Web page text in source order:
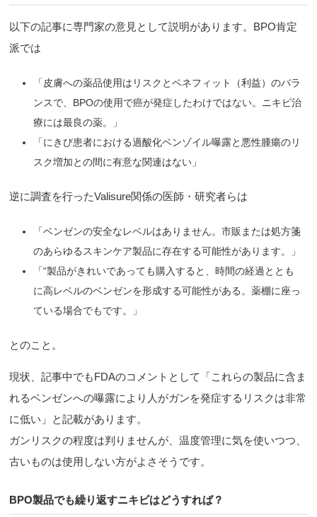
以下の記事に専門家の意見として説明があります。BPO肯定
派では
「皮膚への薬品使用はリスクとベネフィット（利益）のバラ
ンスで、BPOの使用で癌が発症したわけではない。ニキビ治
療には最良の薬。」
「にきび患者における過酸化ベンゾイル曝露と悪性腫瘍のリ
スク増加との間に有意な関連はない」
逆に調査を行ったValisure関係の医師・研究者らは
「ベンゼンの安全なレベルはありません。市販または処方箋
のあらゆるスキンケア製品に存在する可能性があります。」
「“製品がきれいであっても購入すると、時間の経過ととも
に高レベルのベンゼンを形成する可能性がある。薬棚に座っ
ている場合でもです。」
とのこと。
現状、記事中でもFDAのコメントとして「これらの製品に含ま
れるベンゼンへの曝露により人がガンを発症するリスクは非常
に低い」と記載があります。
ガンリスクの程度は判りませんが、温度管理に気を使いつつ、
古いものは使用しない方がよさそうです。
BPO製品でも繰り返すニキビはどうすれば？